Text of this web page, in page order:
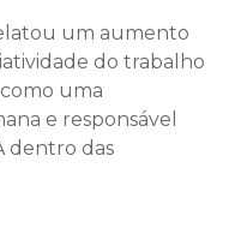
um aumento
do trabalho
uma
e responsável
dentro das